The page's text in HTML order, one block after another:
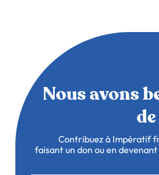
Nous avons
Contribuez à Impératif
faisant un don ou en